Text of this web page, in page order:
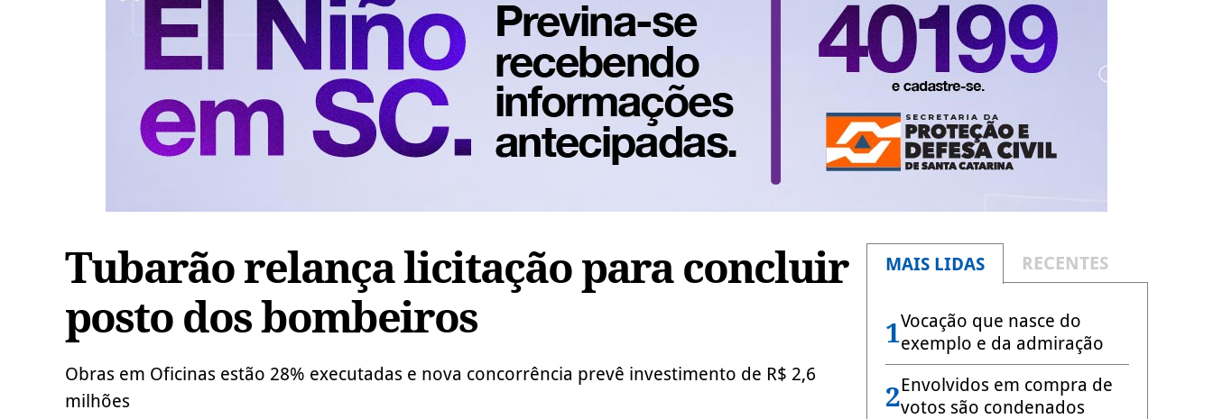
Tubarão relança licitação para concluir
posto dos bombeiros
Obras em Oficinas estão 28% executadas e nova concorrência prevê investimento de R$ 2,6
milhões
MAIS LIDAS RECENTES
1Vocação que nasce do
exemplo e da admiração
2Envolvidos em compra de
votos são condenados